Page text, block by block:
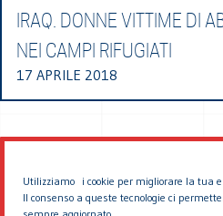
Utilizziamo i cookie per migliorare la tua
Il consenso a queste tecnologie ci
IRAQ. DONNE VITTIME DI
NEI CAMPI RIFUGIATI
17 APRILE 2018